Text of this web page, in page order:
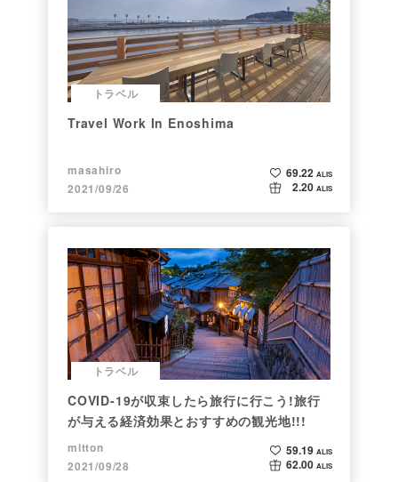
トラベル
Travel Work In Enoshima
masahiro
2021/09/26
69.22 ALIS
2.20 ALIS
トラベル
COVID-19が収束したら旅行に行こう!旅行
が与える経済効果とおすすめの観光地!!!
mitton
2021/09/28
59.19 ALIS
62.00 ALIS